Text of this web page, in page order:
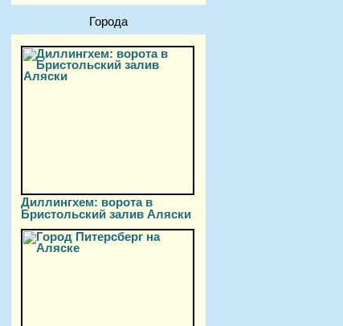
Города
Диллингхем: ворота в
Бристольский залив Аляски